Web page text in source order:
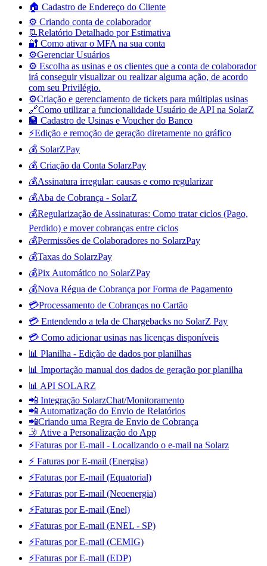
🏠 Cadastro de Endereço do Cliente
⚙️ Criando conta de colaborador
📃Relatório Detalhado por Estimativa
🔐 Como ativar o MFA na sua conta
⚙️Gerenciar Usuários
⚙️ Escolha as usinas e os clientes que a conta de colaborador
irá conseguir visualizar ou realizar alguma ação, de acordo
com seu Privilégio.
⚙️Criação e gerenciamento de tickets para múltiplas usinas
🔗Como utilizar a funcionalidade Usuário de API na SolarZ
🏦 Cadastro de Usinas e Voucher do Banco
⚡Edição e remoção de geração diretamente no gráfico
💰 SolarZPay
💰 Criação da Conta SolarzPay
💰Assinatura irregular: causas e como regularizar
💰Aba de Cobrança - SolarZ
💰Regularização de Assinaturas: Como tratar ciclos (Pago,
Perdido) e mover cobranças entre ciclos
💰Permissões de Colaboradores no SolarzPay
💰Taxas do SolarzPay
💰Pix Automático no SolarZPay
💰Nova Régua de Cobrança por Forma de Pagamento
💳Processamento de Cobranças no Cartão
💳 Entendendo a tela de Chargebacks no SolarZ Pay
💳 Como adicionar usinas nas licenças disponíveis
📊 Planilha - Edição de dados por planilhas
📊 Importação manual dos dados de geração por planilha
📊 API SOLARZ
📲 Integração SolarzChat/Monitoramento
📲 Automatização do Envio de Relatórios
📲Criando uma Regra de Envio de Cobrança
🤳 Ative a Personalização do App
⚡Faturas por E-mail - Localizando o e-mail na Solarz
⚡ Faturas por E-mail (Energisa)
⚡Faturas por E-mail (Equatorial)
⚡Faturas por E-mail (Neoenergia)
⚡Faturas por E-mail (Enel)
⚡Faturas por E-mail (ENEL - SP)
⚡Faturas por E-mail (CEMIG)
⚡Faturas por E-mail (EDP)